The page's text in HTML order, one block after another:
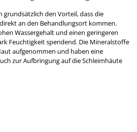
grundsätzlich den Vorteil, dass die
an den Behandlungsort kommen.
Wassergehalt und einen geringeren
Feuchtigkeit spendend. Die Mineralstoffe
aufgenommen und haben eine
zur Aufbringung auf die Schleimhäute